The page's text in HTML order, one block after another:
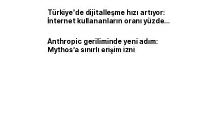
Türkiye'de dijitalleşme hızı artıyor:
İnternet kullananların oranı yüzde
Anthropic geriliminde yeni adım:
Mythos’a sınırlı erişim izni